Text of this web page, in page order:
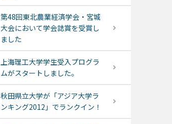
第48回東北農業経済学会・宮城
大会において学会誌賞を受賞し
ました
上海理工大学学生受入プログラ
ムがスタートしました。
秋田県立大学が「アジア大学ラ
ンキング2012」でランクイン！